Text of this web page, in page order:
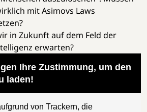
mit Asimovs Laws
in Zukunft auf dem Feld der
erwarten?
Ihre Zustimmung, um den
laden!
von Trackern, die